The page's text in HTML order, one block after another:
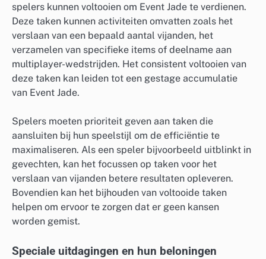
spelers kunnen voltooien om Event Jade te verdienen.
Deze taken kunnen activiteiten omvatten zoals het
verslaan van een bepaald aantal vijanden, het
verzamelen van specifieke items of deelname aan
multiplayer-wedstrijden. Het consistent voltooien van
deze taken kan leiden tot een gestage accumulatie
van Event Jade.
Spelers moeten prioriteit geven aan taken die
aansluiten bij hun speelstijl om de efficiëntie te
maximaliseren. Als een speler bijvoorbeeld uitblinkt in
gevechten, kan het focussen op taken voor het
verslaan van vijanden betere resultaten opleveren.
Bovendien kan het bijhouden van voltooide taken
helpen om ervoor te zorgen dat er geen kansen
worden gemist.
Speciale uitdagingen en hun beloningen